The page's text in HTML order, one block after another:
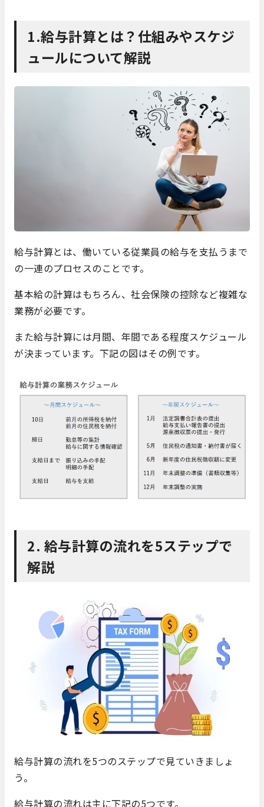
1.給与計算とは？仕組みやスケジ
ュールについて解説
給与計算とは、働いている従業員の給与を支払うまで
の一連のプロセスのことです。
基本給の計算はもちろん、社会保険の控除など複雑な
業務が必要です。
また給与計算には月間、年間である程度スケジュール
が決まっています。下記の図はその例です。
2. 給与計算の流れを5ステップで
解説
給与計算の流れを5つのステップで見ていきましょ
う。
給与計算の流れは主に下記の5つです。